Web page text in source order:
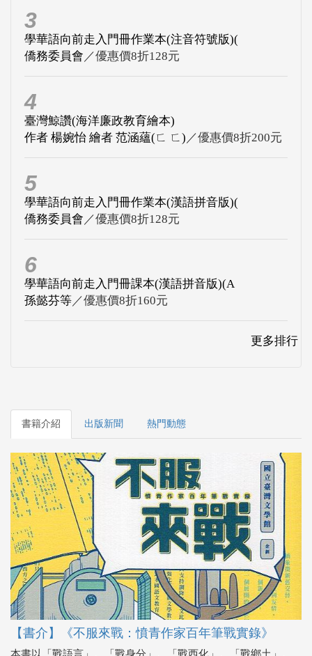
3
學華語向前走入門冊作業本(注音符號版)(
僑務委員會 ／優惠價8折128元
4
臺灣鯨讚(海洋廉政教育繪本)
作者 楊婉怡 繪者 范涵蘊(ㄈ ㄈ) ／優惠價8折200元
5
學華語向前走入門冊作業本(漢語拼音版)(
僑務委員會 ／優惠價8折128元
6
學華語向前走入門冊課本(漢語拼音版)(A
孫懿芬等／優惠價8折160元
更多排行
書籍介紹 出版新聞 熱門動態
【書介】《不服來戰：憤青作家百年筆戰實錄》